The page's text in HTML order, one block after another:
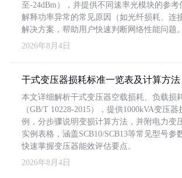
至-24dBm），并提供不同速率光模块的参
解释功率异常的常见原因（如光纤损耗、连
解决方案，帮助用户快速判断网络性能问题。
2026年8月4日
干式变压器损耗标准一览表及计算方法
本文详细解析干式变压器空载损耗、负载损
（GB/T 10228-2015），提供1000kVA变压
例，分步骤说明变损计算方法，并附电力变
实例表格，涵盖SCB10/SCB13等常见型号参
快速掌握变压器能效评估要点。
2026年8月4日